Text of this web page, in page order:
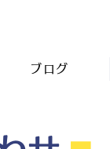
ブログ